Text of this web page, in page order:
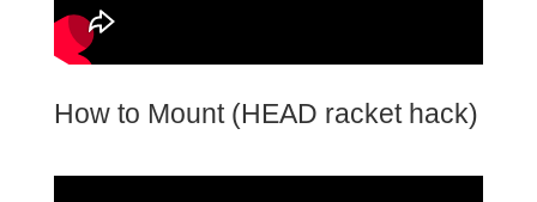
How to Mount (HEAD racket hack)